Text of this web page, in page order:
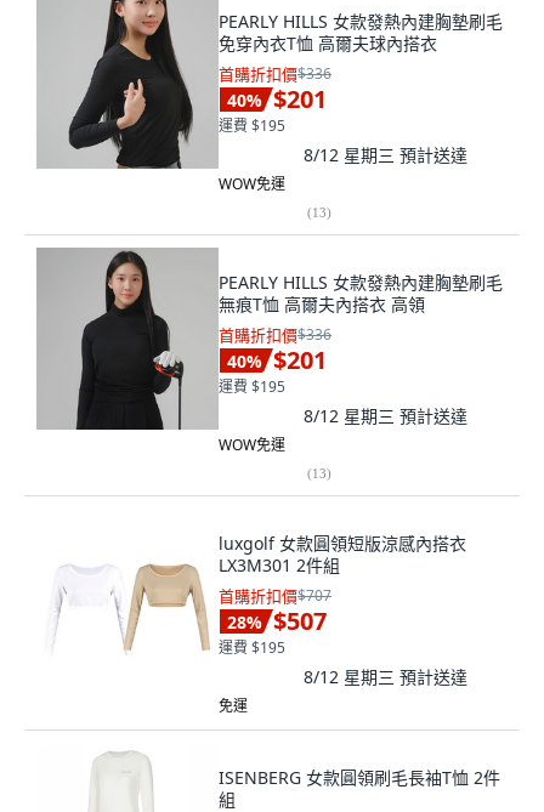
PEARLY HILLS 女款發熱內建胸墊刷毛
免穿內衣T恤 高爾夫球內搭衣
首購折扣價$336
40% $201
運費 $195
8/12 星期三 預計送達
WOW免運
(13)
PEARLY HILLS 女款發熱內建胸墊刷毛
無痕T恤 高爾夫內搭衣 高領
首購折扣價$336
40% $201
運費 $195
8/12 星期三 預計送達
WOW免運
(13)
luxgolf 女款圓領短版涼感內搭衣
LX3M301 2件組
首購折扣價$707
28% $507
運費 $195
8/12 星期三 預計送達
免運
ISENBERG 女款圓領刷毛長袖T恤 2件
組